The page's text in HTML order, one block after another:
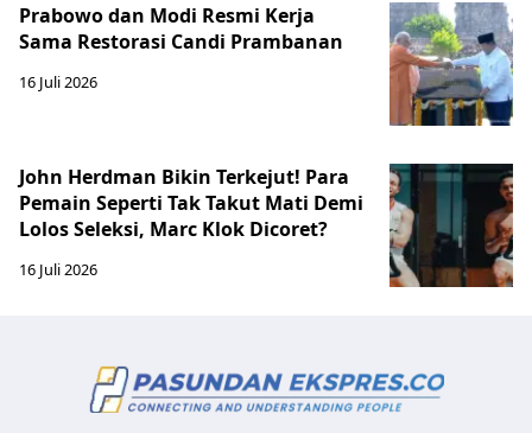
Prabowo dan Modi Resmi Kerja
Sama Restorasi Candi Prambanan
16 Juli 2026
John Herdman Bikin Terkejut! Para
Pemain Seperti Tak Takut Mati Demi
Lolos Seleksi, Marc Klok Dicoret?
16 Juli 2026